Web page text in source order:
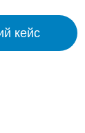
кейс